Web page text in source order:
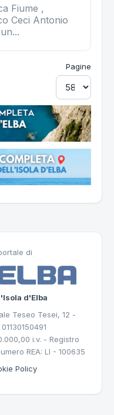
Fiume ,
Ceci Antonio
Pagine
di
d'Elba
Teseo Tesei, 12 -
i.v. - Registro
REA: LI - 100635
Policy